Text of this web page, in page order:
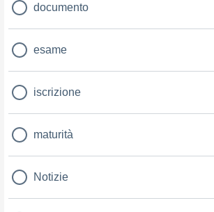
documento
esame
iscrizione
maturità
Notizie